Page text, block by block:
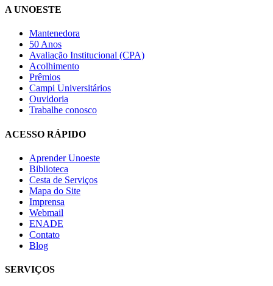
A UNOESTE
Mantenedora
50 Anos
Avaliação Institucional (CPA)
Acolhimento
Prêmios
Campi Universitários
Ouvidoria
Trabalhe conosco
ACESSO RÁPIDO
Aprender Unoeste
Biblioteca
Cesta de Serviços
Mapa do Site
Imprensa
Webmail
ENADE
Contato
Blog
SERVIÇOS